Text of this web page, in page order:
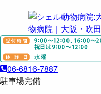
06-6816-7887
駐車場完備